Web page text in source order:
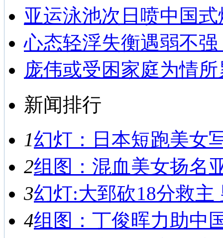
亚运泳池次日喷中国
心态轻浮失衡遇弱不
庞伟或受困家庭为情
新闻排行
1幻灯：日本短跑美女
2组图：混血美女扬名
3幻灯:大郅砍18分救主
4组图：丁俊晖力助中